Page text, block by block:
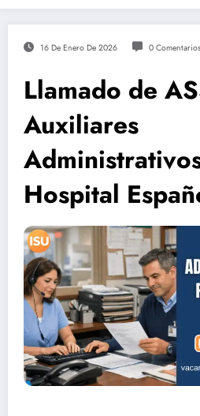
16 De Enero De 2026 0 Comentarios
Llamado de
Auxiliares
Hospital